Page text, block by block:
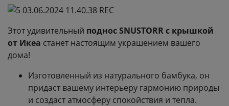
Этот удивительный поднос SNUSTORR с крышкой
от Икеа станет настоящим украшением вашего
дома!
Изготовленный из натурального бамбука, он
придаст вашему интерьеру гармонию природы
и создаст атмосферу спокойствия и тепла.